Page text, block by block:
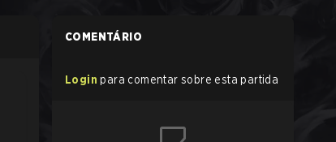
COMENTÁRIO
Login para comentar sobre esta partida